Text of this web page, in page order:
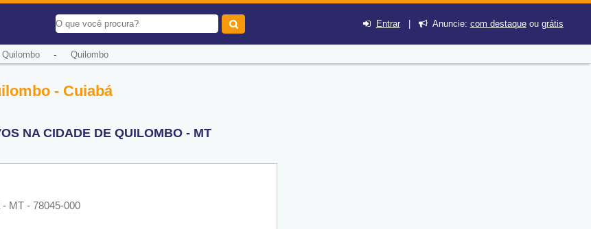
Entrar| Anuncie: com destaqueou grátis
- Quilombo
- Cuiabá
NA CIDADE DE QUILOMBO - MT
MT - 78045-000